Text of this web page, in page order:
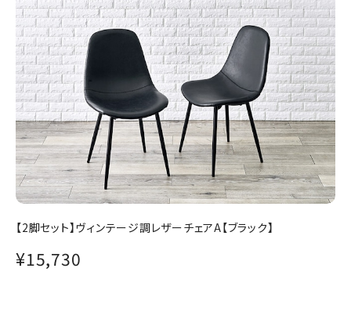
【2脚セット】ヴィンテージ調レザーチェアA【ブラック】
¥15,730